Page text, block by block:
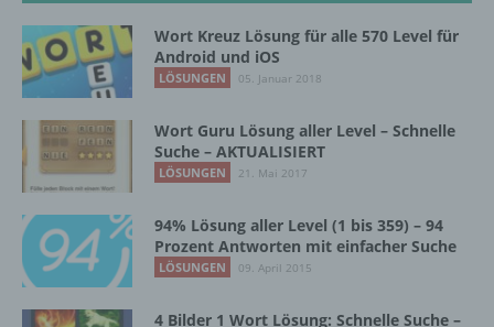
Wort Kreuz Lösung für alle 570 Level für
Android und iOS
LÖSUNGEN 05. Januar 2018
Wort Guru Lösung aller Level – Schnelle
Suche – AKTUALISIERT
LÖSUNGEN 21. Mai 2017
94% Lösung aller Level (1 bis 359) – 94
Prozent Antworten mit einfacher Suche
LÖSUNGEN 09. April 2015
4 Bilder 1 Wort Lösung: Schnelle Suche –
vorherzusagen.
Pseudonymisierung ist die Verarbeitung
personenbezogener Daten in einer Weise,
ohne Hinzuziehung zusätzlicher
Informationen nicht mehr einer spezifischen
betroffenen Person zugeordnet werden
können, sofern diese zusätzlichen
Informationen gesondert aufbewahrt werden